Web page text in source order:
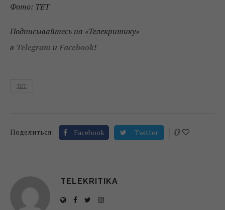
Фото: ТЕТ
Подписывайтесь на «Телекритику»
в Telegram и Facebook!
ТЕТ
Поделиться: Facebook Twitter 0
TELEKRITIKA